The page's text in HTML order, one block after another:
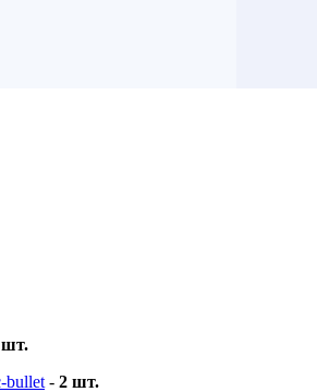
шт.
bullet - 2 шт.